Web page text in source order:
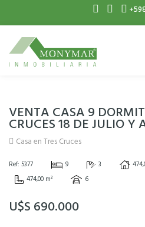
VENTA CASA 9
CRUCES 18 DE JULIO Y
Casa en Tres Cruces
Ref: 5377 9 3
474,00 m²
6
U$S 690.000